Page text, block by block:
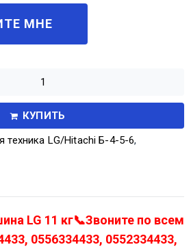
КУПИТЬ
техника LG/Hitachi Б-4-5-6,
LG 11 кг📞Звоните по всем
0556334433, 0552334433,